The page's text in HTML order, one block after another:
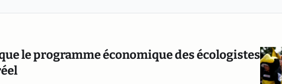
le programme économique des écologistes